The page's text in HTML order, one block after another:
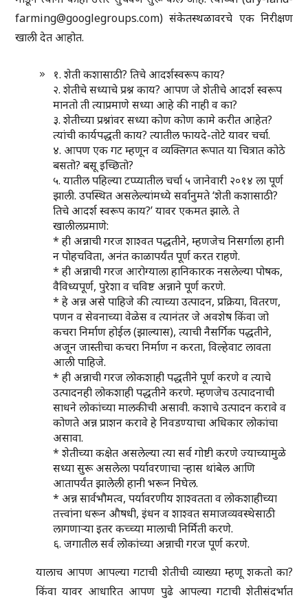
farming@googlegroups.com) संकेतस्थळावरचे एक निरीक्षण
खाली देत आहोत.
१. शेती कशासाठी? तिचे आदर्शस्वरूप काय?
२. शेतीचे सध्याचे प्रश्न काय? आपण जे शेतीचे आदर्श स्वरूप
मानतो ती त्याप्रमाणे सध्या आहे की नाही व का?
३. शेतीच्या प्रश्नांवर सध्या कोण कोण कामे करीत आहेत?
त्यांची कार्यपद्धती काय? त्यातील फायदे-तोटे यावर चर्चा.
४. आपण एक गट म्हणून व व्यक्तिगत रूपात या चित्रात कोठे
बसतो? बसू इच्छितो?
५. यातील पहिल्या टप्प्यातील चर्चा ५ जानेवारी २०१४ ला पूर्ण
झाली. उपस्थित असलेल्यांमध्ये सर्वानुमते ‘शेती कशासाठी?
तिचे आदर्श स्वरूप काय?’ यावर एकमत झाले. ते
खालीलप्रमाणे:
* ही अन्नाची गरज शाश्वत पद्धतीने, म्हणजेच निसर्गाला हानी
न पोहचविता, अनंत काळापर्यंत पूर्ण करत राहणे.
* ही अन्नाची गरज आरोग्याला हानिकारक नसलेल्या पोषक,
वैविध्यपूर्ण, पुरेशा व चविष्ट अन्नाने पूर्ण करणे.
* हे अन्न असे पाहिजे की त्याच्या उत्पादन, प्रक्रिया, वितरण,
पणन व सेवनाच्या वेळेस व त्यानंतर जे अवशेष किंवा जो
कचरा निर्माण होईल (झाल्यास), त्याची नैसर्गिक पद्धतीने,
अजून जास्तीचा कचरा निर्माण न करता, विल्हेवाट लावता
आली पाहिजे.
* ही अन्नाची गरज लोकशाही पद्धतीने पूर्ण करणे व त्याचे
उत्पादनही लोकशाही पद्धतीने करणे. म्हणजेच उत्पादनाची
साधने लोकांच्या मालकीची असावी. कशाचे उत्पादन करावे व
कोणते अन्न प्राशन करावे हे निवडण्याचा अधिकार लोकांचा
असावा.
* शेतीच्या कक्षेत असलेल्या त्या सर्व गोष्टी करणे ज्याच्यामुळे
सध्या सुरू असलेला पर्यावरणाचा ऱ्हास थांबेल आणि
आतापर्यंत झालेली हानी भरून निघेल.
* अन्न सार्वभौमत्व, पर्यावरणीय शाश्वतता व लोकशाहीच्या
तत्त्वांना धरून औषधी, इंधन व शाश्वत समाजव्यवस्थेसाठी
लागणाऱ्या इतर कच्च्या मालाची निर्मिती करणे.
६. जगातील सर्व लोकांच्या अन्नाची गरज पूर्ण करणे.
यालाच आपण आपल्या गटाची शेतीची व्याख्या म्हणू शकतो का?
किंवा यावर आधारित आपण पुढे आपल्या गटाची शेतीसंदर्भात